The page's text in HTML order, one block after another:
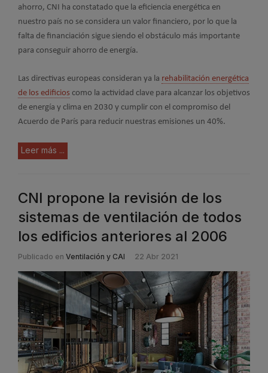
ahorro, CNI ha constatado que la eficiencia energética en
nuestro país no se considera un valor financiero, por lo que la
falta de financiación sigue siendo el obstáculo más importante
para conseguir ahorro de energía.
Las directivas europeas consideran ya la rehabilitación energética
de los edificios como la actividad clave para alcanzar los objetivos
de energía y clima en 2030 y cumplir con el compromiso del
Acuerdo de París para reducir nuestras emisiones un 40%.
Leer más ...
CNI propone la revisión de los
sistemas de ventilación de todos
los edificios anteriores al 2006
Publicado en Ventilación y CAI 22 Abr 2021